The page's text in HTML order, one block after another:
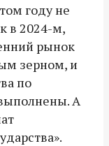
году не
в 2024-м,
рынок
зерном, и
по
А